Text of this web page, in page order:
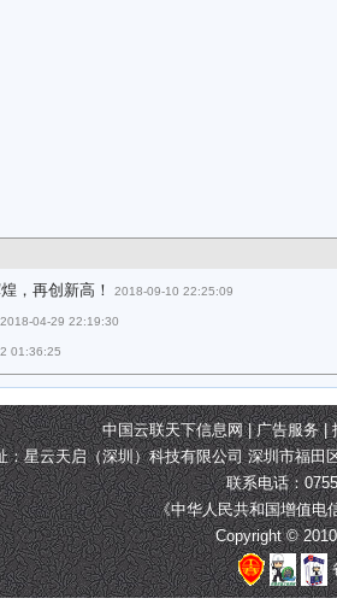
，再创新高！ 2018-09-10 22:25:09
2018-04-29 22:19:30
01:36:25
中国云联天下信息网 | 广告服务 |
：星云天启（深圳）科技有限公司 深圳市福田
联系电话：
《中华人民共和国增值电
Copyright ©